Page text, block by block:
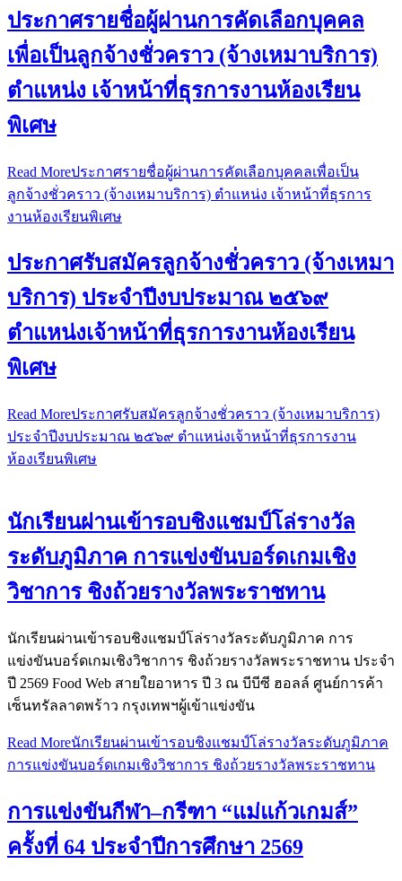
ประกาศรายชื่อผู้ผ่านการคัดเลือกบุคคล
เพื่อเป็นลูกจ้างชั่วคราว (จ้างเหมาบริการ)
ตำแหน่ง เจ้าหน้าที่ธุรการงานห้องเรียน
พิเศษ
Read Moreประกาศรายชื่อผู้ผ่านการคัดเลือกบุคคลเพื่อเป็น
ลูกจ้างชั่วคราว (จ้างเหมาบริการ) ตำแหน่ง เจ้าหน้าที่ธุรการ
งานห้องเรียนพิเศษ
ประกาศรับสมัครลูกจ้างชั่วคราว (จ้างเหมา
บริการ) ประจำปีงบประมาณ ๒๕๖๙
ตำแหน่งเจ้าหน้าที่ธุรการงานห้องเรียน
พิเศษ
Read Moreประกาศรับสมัครลูกจ้างชั่วคราว (จ้างเหมาบริการ)
ประจำปีงบประมาณ ๒๕๖๙ ตำแหน่งเจ้าหน้าที่ธุรการงาน
ห้องเรียนพิเศษ
นักเรียนผ่านเข้ารอบชิงแชมป์โล่รางวัล
ระดับภูมิภาค การแข่งขันบอร์ดเกมเชิง
วิชาการ ชิงถ้วยรางวัลพระราชทาน
นักเรียนผ่านเข้ารอบชิงแชมป์โล่รางวัลระดับภูมิภาค การ
แข่งขันบอร์ดเกมเชิงวิชาการ ชิงถ้วยรางวัลพระราชทาน ประจำ
ปี 2569 Food Web สายใยอาหาร ปี 3 ณ บีบีซี ฮอลล์ ศูนย์การค้า
เซ็นทรัลลาดพร้าว กรุงเทพฯผู้เข้าแข่งขัน
Read Moreนักเรียนผ่านเข้ารอบชิงแชมป์โล่รางวัลระดับภูมิภาค
การแข่งขันบอร์ดเกมเชิงวิชาการ ชิงถ้วยรางวัลพระราชทาน
การแข่งขันกีฬา–กรีฑา “แม่แก้วเกมส์”
ครั้งที่ 64 ประจำปีการศึกษา 2569